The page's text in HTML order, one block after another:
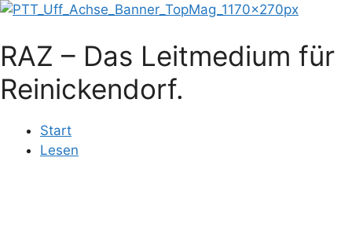
Zum
springen
RAZ – Das Leitmedium für
Reinickendorf.
Start
Lesen